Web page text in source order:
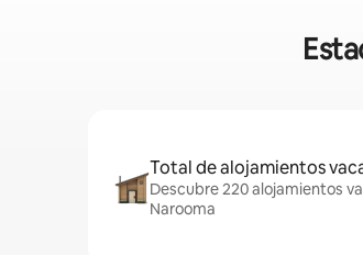
Total de alojamientos
Descubre 220 alojamientos
Narooma